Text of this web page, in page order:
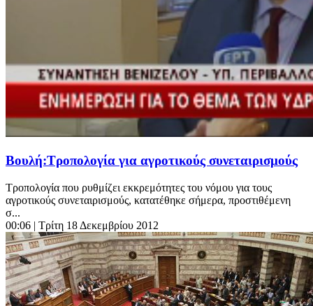
Βουλή:Τροπολογία για αγροτικούς συνεταιρισμούς
Τροπολογία που ρυθμίζει εκκρεμότητες του νόμου για τους
αγροτικούς συνεταιρισμούς, κατατέθηκε σήμερα, προστιθέμενη
σ...
00:06 | Τρίτη 18 Δεκεμβρίου 2012